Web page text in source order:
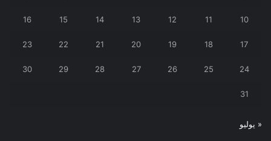
10
11
12
13
14
15
16
17
18
19
20
21
22
23
24
25
26
27
28
29
30
31
« يوليو